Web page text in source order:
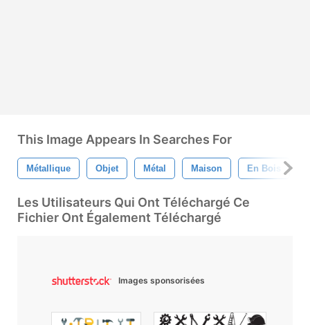
This Image Appears In Searches For
Métallique Objet Métal Maison En Bois
Les Utilisateurs Qui Ont Téléchargé Ce
Fichier Ont Également Téléchargé
Images sponsorisées